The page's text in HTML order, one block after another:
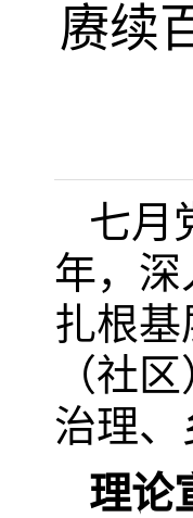
赓续
七月
年，
扎根
（社
治理
理论